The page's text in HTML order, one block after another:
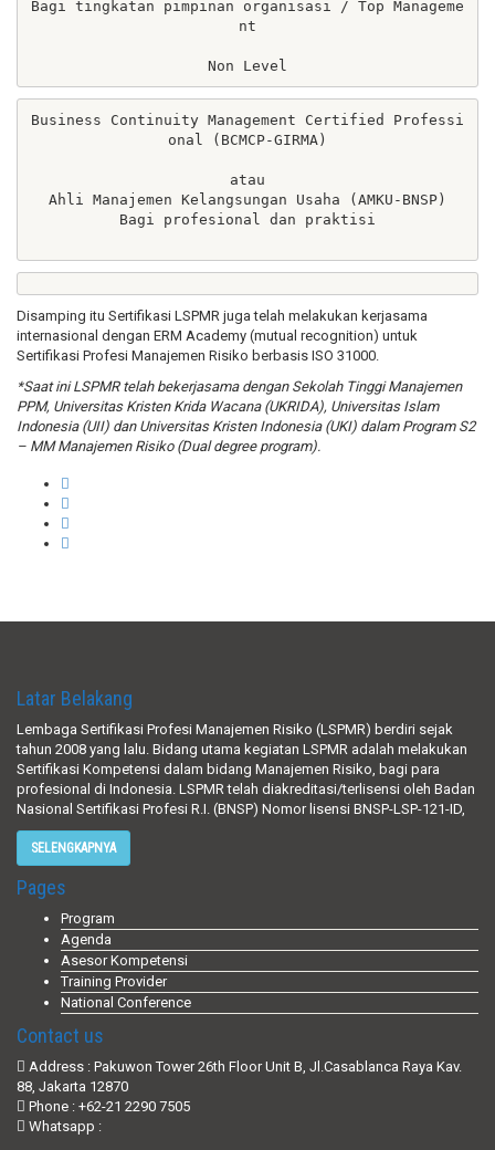
Bagi tingkatan pimpinan organisasi / Top Manageme
nt
Non Level
Business Continuity Management Certified Professi
onal (BCMCP-GIRMA)
atau
Ahli Manajemen Kelangsungan Usaha (AMKU-BNSP)
Bagi profesional dan praktisi
Disamping itu Sertifikasi LSPMR juga telah melakukan kerjasama
internasional dengan ERM Academy (mutual recognition) untuk
Sertifikasi Profesi Manajemen Risiko berbasis ISO 31000.
*Saat ini LSPMR telah bekerjasama dengan Sekolah Tinggi Manajemen
PPM, Universitas Kristen Krida Wacana (UKRIDA), Universitas Islam
Indonesia (UII) dan Universitas Kristen Indonesia (UKI) dalam Program S2
– MM Manajemen Risiko (Dual degree program).
Latar Belakang
Lembaga Sertifikasi Profesi Manajemen Risiko (LSPMR) berdiri sejak
tahun 2008 yang lalu. Bidang utama kegiatan LSPMR adalah melakukan
Sertifikasi Kompetensi dalam bidang Manajemen Risiko, bagi para
profesional di Indonesia. LSPMR telah diakreditasi/terlisensi oleh Badan
Nasional Sertifikasi Profesi R.I. (BNSP) Nomor lisensi BNSP-LSP-121-ID,
SELENGKAPNYA
Pages
Program
Agenda
Asesor Kompetensi
Training Provider
National Conference
Contact us
Address : Pakuwon Tower 26th Floor Unit B, Jl.Casablanca Raya Kav.
88, Jakarta 12870
Phone : +62-21 2290 7505
Whatsapp :